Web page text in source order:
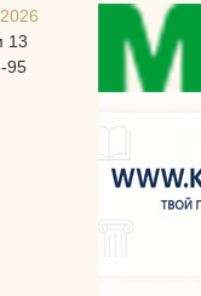
13
95